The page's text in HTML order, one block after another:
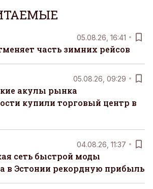
05.08.26, 16:41
часть зимних рейсов
05.08.26, 09:29
акулы рынка
купили торговый центр в
04.08.26, 11:37
сеть быстрой моды
в Эстонии рекордную прибыль